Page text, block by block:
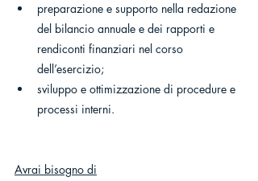
preparazione e supporto nella redazione
del bilancio annuale e dei rapporti e
rendiconti finanziari nel corso
dell’esercizio;
sviluppo e ottimizzazione di procedure e
processi interni.
Avrai bisogno di